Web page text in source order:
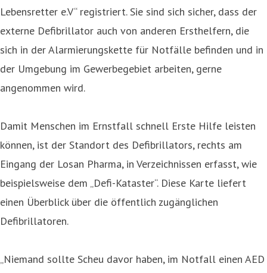
Lebensretter e.V“ registriert. Sie sind sich sicher, dass der
externe Defibrillator auch von anderen Ersthelfern, die
sich in der Alarmierungskette für Notfälle befinden und in
der Umgebung im Gewerbegebiet arbeiten, gerne
angenommen wird.
Damit Menschen im Ernstfall schnell Erste Hilfe leisten
können, ist der Standort des Defibrillators, rechts am
Eingang der Losan Pharma, in Verzeichnissen erfasst, wie
beispielsweise dem „Defi-Kataster“. Diese Karte liefert
einen Überblick über die öffentlich zugänglichen
Defibrillatoren.
„Niemand sollte Scheu davor haben, im Notfall einen AED